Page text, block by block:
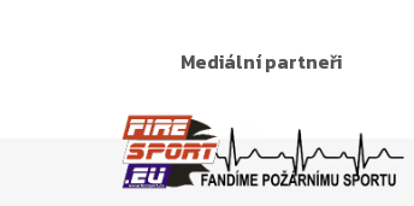
Mediální partneři